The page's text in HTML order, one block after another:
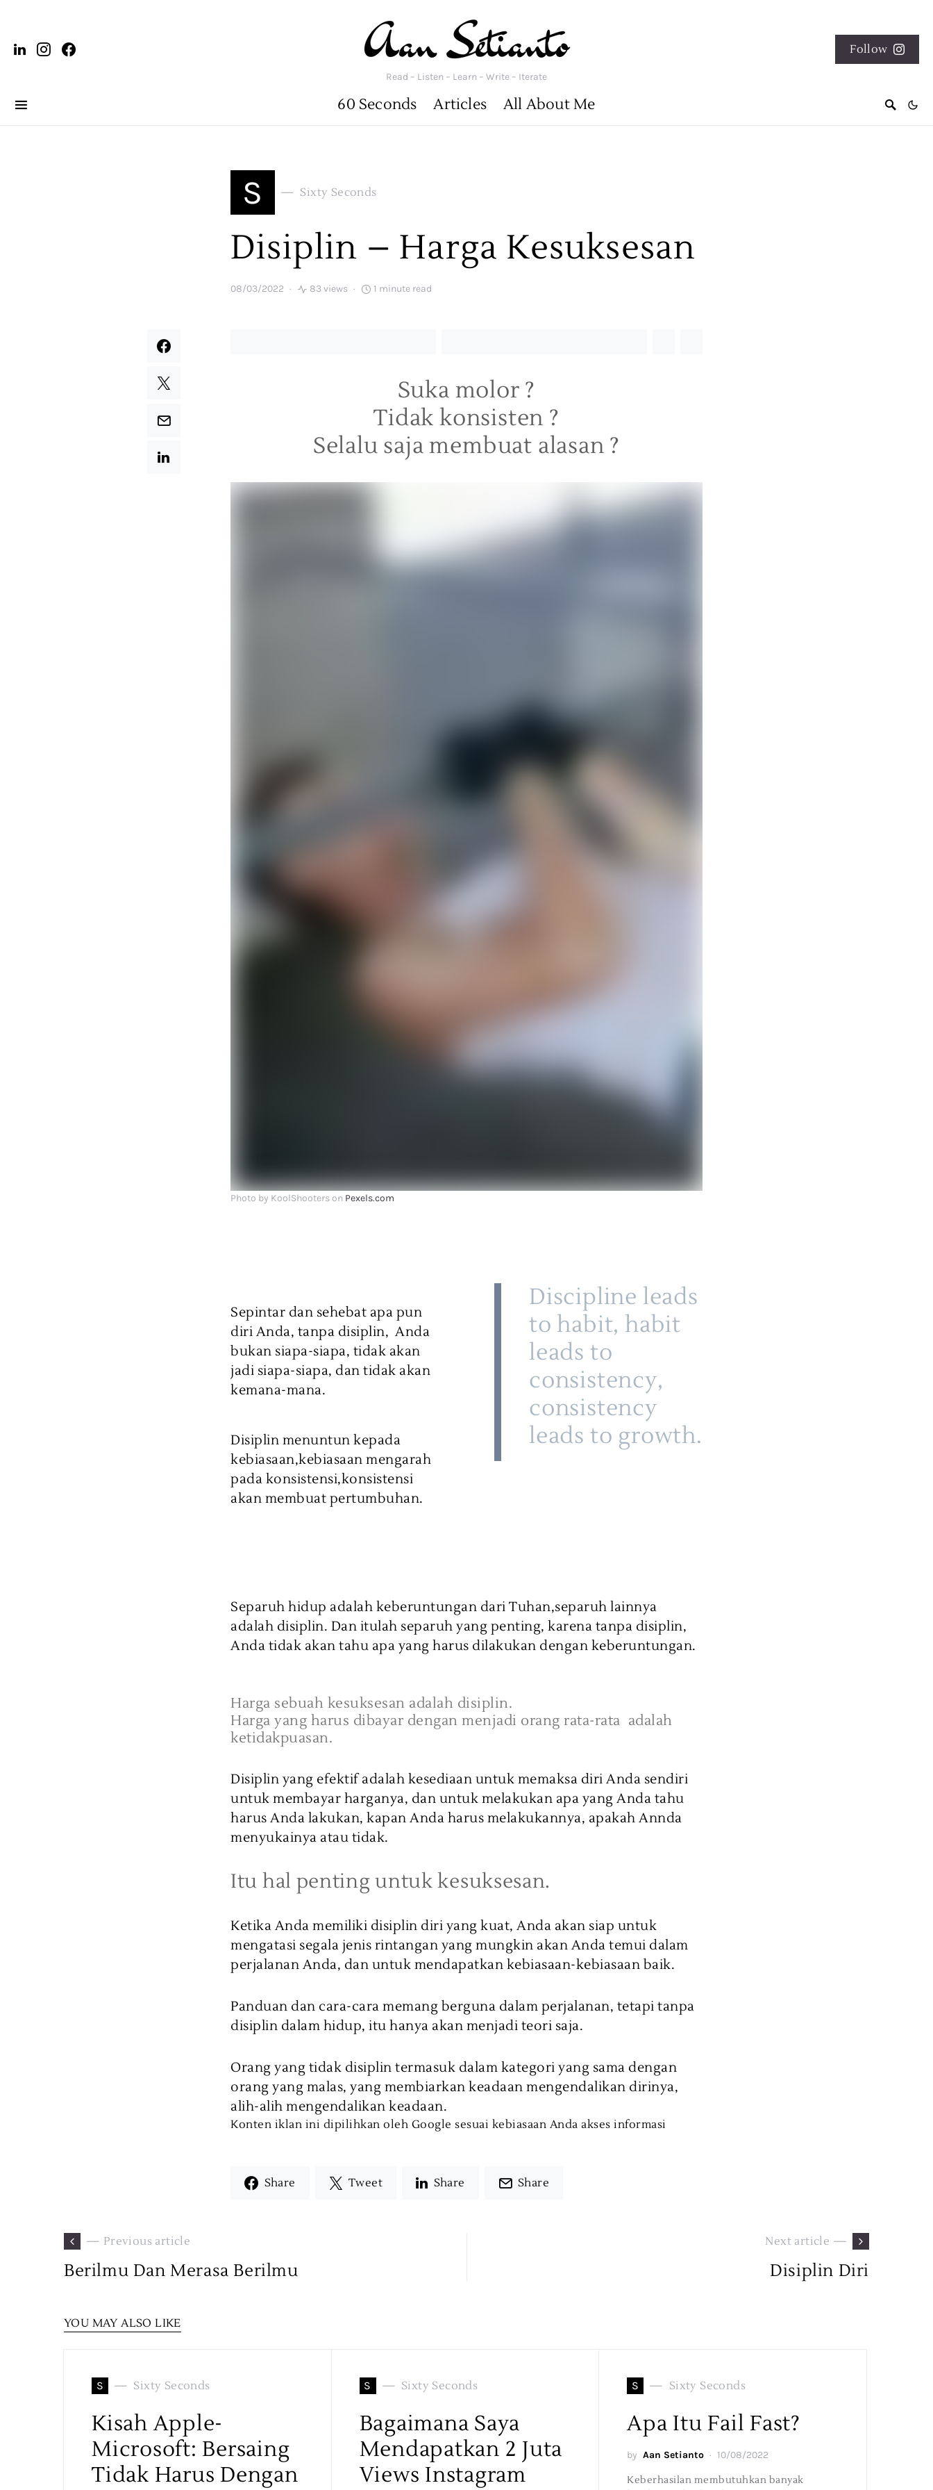
Read – Listen – Learn – Write – Iterate
Follow
60 Seconds Articles All About Me
S Sixty Seconds
Disiplin – Harga Kesuksesan
08/03/2022 83 views 1 minute read
Suka molor ?
Tidak konsisten ?
Selalu saja membuat alasan ?
Photo by KoolShooters on Pexels.com
Sepintar dan sehebat apa pun
diri Anda, tanpa disiplin, Anda
bukan siapa-siapa, tidak akan
jadi siapa-siapa, dan tidak akan
kemana-mana.
Disiplin menuntun kepada
kebiasaan,kebiasaan mengarah
pada konsistensi,konsistensi
akan membuat pertumbuhan.
Discipline leads
to habit, habit
leads to
consistency,
consistency
leads to growth.
Separuh hidup adalah keberuntungan dari Tuhan,separuh lainnya
adalah disiplin. Dan itulah separuh yang penting, karena tanpa disiplin,
Anda tidak akan tahu apa yang harus dilakukan dengan keberuntungan.
Harga sebuah kesuksesan adalah disiplin.
Harga yang harus dibayar dengan menjadi orang rata-rata adalah
ketidakpuasan.
Disiplin yang efektif adalah kesediaan untuk memaksa diri Anda sendiri
untuk membayar harganya, dan untuk melakukan apa yang Anda tahu
harus Anda lakukan, kapan Anda harus melakukannya, apakah Annda
menyukainya atau tidak.
Itu hal penting untuk kesuksesan.
Ketika Anda memiliki disiplin diri yang kuat, Anda akan siap untuk
mengatasi segala jenis rintangan yang mungkin akan Anda temui dalam
perjalanan Anda, dan untuk mendapatkan kebiasaan-kebiasaan baik.
Panduan dan cara-cara memang berguna dalam perjalanan, tetapi tanpa
disiplin dalam hidup, itu hanya akan menjadi teori saja.
Orang yang tidak disiplin termasuk dalam kategori yang sama dengan
orang yang malas, yang membiarkan keadaan mengendalikan dirinya,
alih-alih mengendalikan keadaan.
Konten iklan ini dipilihkan oleh Google sesuai kebiasaan Anda akses informasi
Share Tweet Share Share
— Previous article
Berilmu Dan Merasa Berilmu
Next article —
Disiplin Diri
YOU MAY ALSO LIKE
S Sixty Seconds
Kisah Apple-
Microsoft: Bersaing
Tidak Harus Dengan
S Sixty Seconds
Bagaimana Saya
Mendapatkan 2 Juta
Views Instagram
S Sixty Seconds
Apa Itu Fail Fast?
by Aan Setianto 10/08/2022
Keberhasilan membutuhkan banyak